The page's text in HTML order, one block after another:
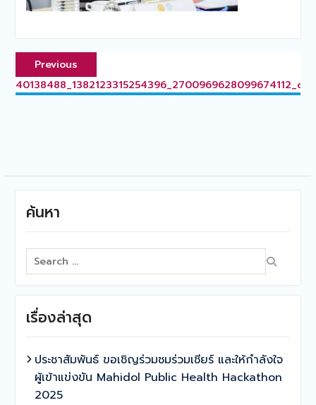
แนะแนว
เรื่องPrevious
40138488_1382123315254396_2700969628099674112_o
ค้นหา
Search
for:
เรื่องล่าสุด
ประชาสัมพันธ์ ขอเชิญร่วมชมร่วมเชียร์ และให้กำลังใจ
ผู้เข้าแข่งขัน Mahidol Public Health Hackathon
2025